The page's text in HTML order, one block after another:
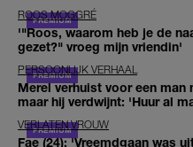
ROOS MOGGRÉ
'"Roos, waarom heb je de
gezet?" vroeg mijn vriendin'
PERSOONLIJK VERHAAL
Merel verhuist voor een man
maar hij verdwijnt: 'Huur al
VERLATEN VROUW
Fae (24): 'Vreemdgaan was